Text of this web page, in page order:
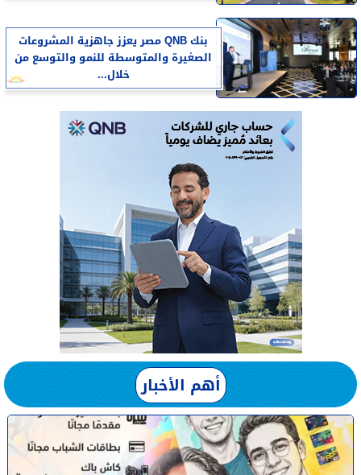
بنك QNB مصر يعزز جاهزية المشروعات
الصغيرة والمتوسطة للنمو والتوسع من
خلال...
أهم الأخبار